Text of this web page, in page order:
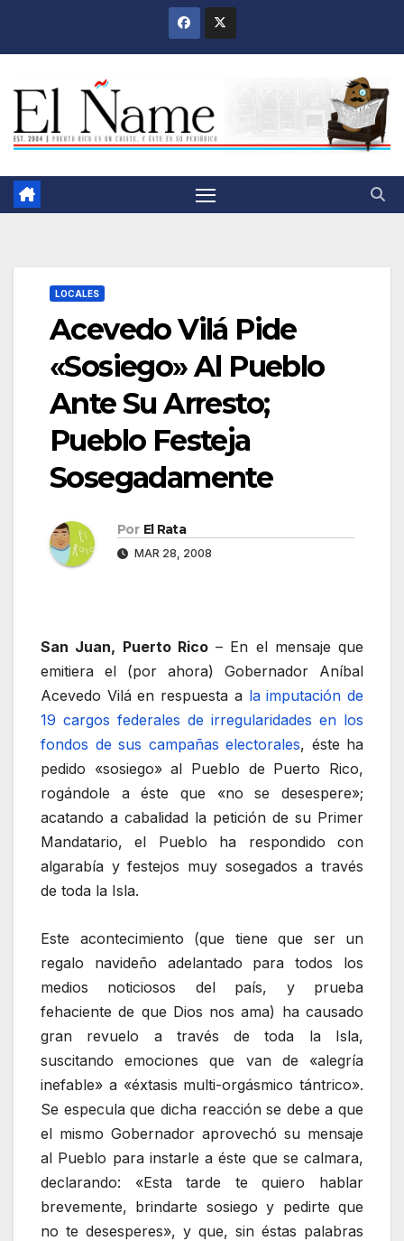
LOCALES
Acevedo Vilá Pide
«Sosiego» Al Pueblo
Ante Su Arresto;
Pueblo Festeja
Sosegadamente
Por El Rata
MAR 28, 2008
San Juan, Puerto Rico– En el mensaje que
emitiera el (por ahora) Gobernador Aníbal
Acevedo Vilá en respuesta a la imputación de
19 cargos federales de irregularidades en los
fondos de sus campañas electorales, éste ha
pedido «sosiego» al Pueblo de Puerto Rico,
rogándole a éste que «no se desespere»;
acatando a cabalidad la petición de su Primer
Mandatario, el Pueblo ha respondido con
algarabía y festejos muy sosegados a través
de toda la Isla.
Este acontecimiento (que tiene que ser un
regalo navideño adelantado para todos los
medios noticiosos del país, y prueba
fehaciente de que Dios nos ama) ha causado
gran revuelo a través de toda la Isla,
suscitando emociones que van de «alegría
inefable» a «éxtasis multi-orgásmico tántrico».
Se especula que dicha reacción se debe a que
el mismo Gobernador aprovechó su mensaje
al Pueblo para instarle a éste que se calmara,
declarando: «Esta tarde te quiero hablar
brevemente, brindarte sosiego y pedirte que
no te desesperes», y que, sin éstas palabras